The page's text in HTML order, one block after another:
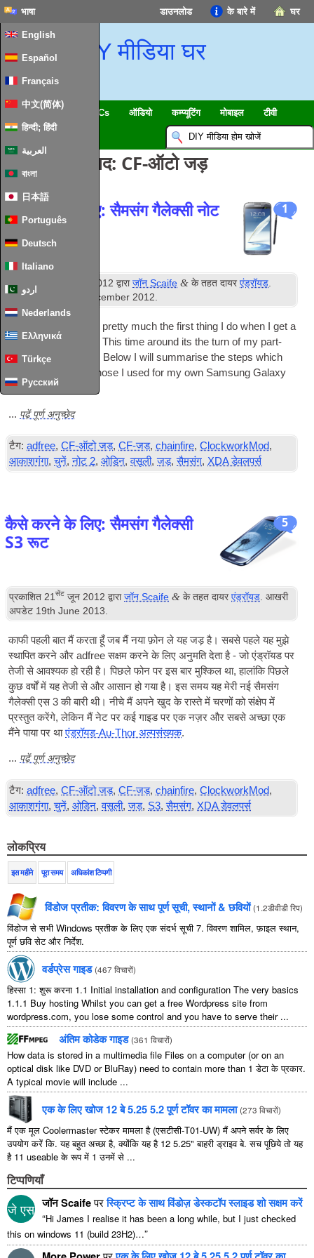
घर
के बारे में
डाउनलोड
भाषा
English
Español
Français
中文(简体)
हिन्दी; हिंदी
العربية
বাংলা
日本語
Português
Deutsch
Italiano
اردو
Nederlands
Ελληνικά
Türkçe
Русский
DIY मीडिया घर
स्मार्ट घर & IoT HTPCs ऑडियो कम्प्यूटिंग मोबाइल टीवी
टैग लिखने के बाद: CF-ऑटो जड़
1
कैसे करने के लिए: सैमसंग गैलेक्सी नोट
रूट 2
प्रकाशित अक्टूबर 2012 द्वाराजॉन Scaife & के तहत दायरएंड्रॉयड.
आखरी अपडेट
th December 2012.
As I’ve noted before pretty much the first thing I do when I get a
new phone is root it. This time around its the turn of my part­
ners Galaxy Note 2. Below I will sum­mar­ise the steps which
are very sim­il­ar to those I used for my own Sam­sung Galaxy
S3 .
... पढ़ें पूर्ण अनुच्छेद
टैग: adfree,CF-ऑटो जड़,CF-जड़,chainfire,ClockworkMod,
आकाशगंगा,चुनें,नोट 2,ओडिन,वसूली,जड़,सैमसंग,XDA डेवलपर्स
5
कैसे करने के लिए: सैमसंग गैलेक्सी
S3 रूट
प्रकाशित 21सेंट जून 2012 द्वाराजॉन Scaife & के तहत दायरएंड्रॉयड . आखरी
अपडेट 19th June 2013
काफी पहली बात मैं करता हूँ जब मैं नया फ़ोन ले यह जड़ है। सबसे पहले यह मुझे
स्थापित करने और adfree सक्षम करने के लिए अनुमति देता है - जो एंड्रॉयड पर
तेजी से आवश्यक हो रही है। पिछले फोन पर इस बार मुश्किल था, हालांकि पिछले
कुछ वर्षों में यह तेजी से और आसान हो गया है। इस समय यह मेरी नई सैमसंग
गैलेक्सी एस 3 की बारी थी। नीचे मैं अपने खुद के रास्ते में चरणों को संक्षेप में
प्रस्तुत करेंगे, लेकिन मैं नेट पर कई गाइड पर एक नज़र और सबसे अच्छा एक
मैंने पाया पर थाएंड्रॉयड-Au-Thor अल्पसंख्यक.
... पढ़ें पूर्ण अनुच्छेद
टैग: adfree,CF-ऑटो जड़,CF-जड़,chainfire,ClockworkMod,
आकाशगंगा,चुनें,ओडिन,वसूली,जड़, S3,सैमसंग, XDA डेवलपर्स
लोकप्रिय
इस महीने पूरा समय अधिकांश टिप्पणी
विंडोज प्रतीक: विवरण के साथ पूर्ण सूची, स्थानों & छवियों (1.2डीवीडी रिप)
विंडोज से सभी Windows प्रतीक के लिए एक संदर्भ सूची 7. विवरण शामिल, फ़ाइल स्थान,
पूर्ण छवि सेट और निर्देश.
वर्डप्रेस गाइड (467 विचारों)
हिस्सा 1: शुरू करना 1.1 Initial installation and configuration The very basics
1.1.1 Buy hosting Whilst you can get a free Wordpress site from
wordpress.com, you lose some control and you have to serve their...
अंतिम कोडेक गाइड (361 विचारों)
How data is stored in a multimedia file Files on a computer(or on an
optical disk like DVD or BluRay) need to contain more than 1 डेटा के प्रकार.
A typical movie will include ...
एक के लिए खोज 12 बे 5.25 5.2 पूर्ण टॉवर का मामला (273 विचारों)
मैं एक मूल Coolermaster स्टेकर मामला है (एसटीसी-T01-UW) मैं अपने सर्वर के लिए
उपयोग करें कि. यह बहुत अच्छा है, क्योंकि यह है 12 5.25" बाहरी ड्राइव बे. सच पूछिये तो यह
है 11 useable के रूप में 1 उनमें से ...
टिप्पणियाँ
जे एस जॉन Scaifeपरस्क्रिप्ट के साथ विंडोज़ डेस्कटॉप स्लाइड शो सक्षम करें
“Hi James I realise it has been a long while, but I just checked
this on windows 11 (build 23H2)…”